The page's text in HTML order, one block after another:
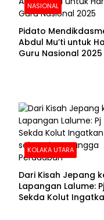
NASIONAL
Pidato
Abdul Mu’ti untuk
Guru Nasional 2025
KOLAKA UTARA
Dari Kisah Jepang
Lapangan Lalume: Pj
Sekda Kolut